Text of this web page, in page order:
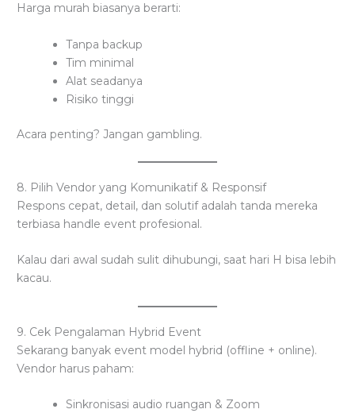
Harga murah biasanya berarti:
Tanpa backup
Tim minimal
Alat seadanya
Risiko tinggi
Acara penting? Jangan gambling.
8. Pilih Vendor yang Komunikatif & Responsif
Respons cepat, detail, dan solutif adalah tanda mereka
terbiasa handle event profesional.
Kalau dari awal sudah sulit dihubungi, saat hari H bisa lebih
kacau.
9. Cek Pengalaman Hybrid Event
Sekarang banyak event model hybrid (offline + online).
Vendor harus paham:
Sinkronisasi audio ruangan & Zoom